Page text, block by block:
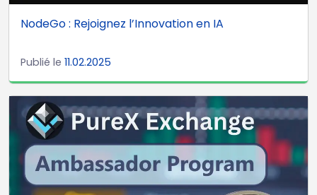
NodeGo : Rejoignez l’Innovation en IA
Publié le 11.02.2025